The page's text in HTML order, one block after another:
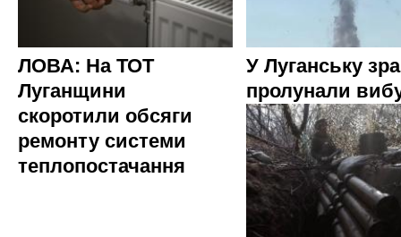
ЛОВА: На ТОТ
Луганщини
скоротили обсяги
ремонту системи
теплопостачання
У Луганську
пролунали